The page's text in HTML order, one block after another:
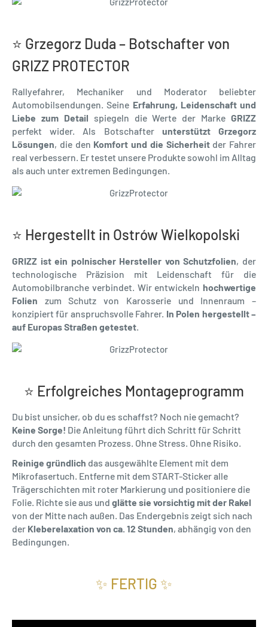
⭐ Grzegorz Duda – Botschafter von
GRIZZ PROTECTOR
Rallyefahrer, Mechaniker und Moderator beliebter
Automobilsendungen. Seine Erfahrung, Leidenschaft und
Liebe zum Detail spiegeln die Werte der Marke GRIZZ
perfekt wider. Als Botschafter unterstützt Grzegorz
Lösungen, die den Komfort und die Sicherheitder Fahrer
real verbessern. Er testet unsere Produkte sowohl im Alltag
als auch unter extremen Bedingungen.
⭐ Hergestellt in Ostrów Wielkopolski
GRIZZ ist ein polnischer Hersteller von Schutzfolien, der
technologische Präzision mit Leidenschaft für die
Automobilbranche verbindet. Wir entwickeln hochwertige
Folien zum Schutz von Karosserie und Innenraum –
konzipiert für anspruchsvolle Fahrer. In Polen hergestellt –
auf Europas Straßen getestet
⭐ Erfolgreiches Montageprogramm
Du bist unsicher, ob du es schaffst? Noch nie gemacht?
Keine Sorge! Die Anleitung führt dich Schritt für Schritt
durch den gesamten Prozess. Ohne Stress. Ohne Risiko.
Reinige gründlich das ausgewählte Element mit dem
Mikrofasertuch. Entferne mit dem START-Sticker alle
Trägerschichten mit roter Markierung und positioniere die
Folie. Richte sie aus und glätte sie vorsichtig mit der Rakel
von der Mitte nach außen. Das Endergebnis zeigt sich nach
der Kleberelaxation von ca. 12 Stunden, abhängig von den
Bedingungen.
✨ FERTIG ✨